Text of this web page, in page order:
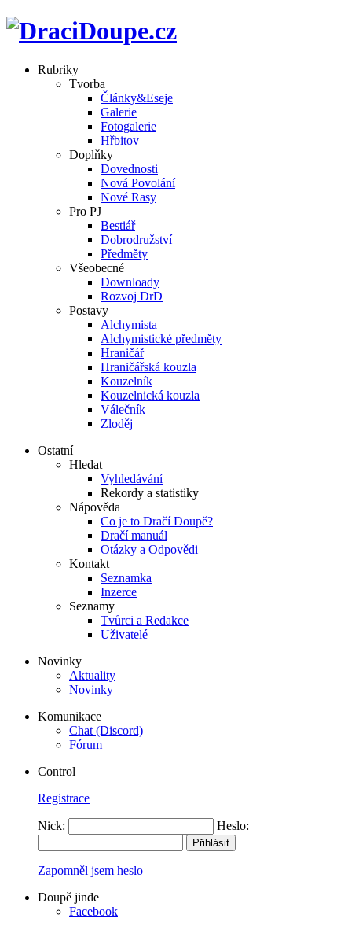
Rubriky
Tvorba
Články&Eseje
Galerie
Fotogalerie
Hřbitov
Doplňky
Dovednosti
Nová Povolání
Nové Rasy
Pro PJ
Bestiář
Dobrodružství
Předměty
Všeobecné
Downloady
Rozvoj DrD
Postavy
Alchymista
Alchymistické předměty
Hraničář
Hraničářská kouzla
Kouzelník
Kouzelnická kouzla
Válečník
Zloděj
Ostatní
Hledat
Vyhledávání
Rekordy a statistiky
Nápověda
Co je to Dračí Doupě?
Dračí manuál
Otázky a Odpovědi
Kontakt
Seznamka
Inzerce
Seznamy
Tvůrci a Redakce
Uživatelé
Novinky
Aktuality
Novinky
Komunikace
Chat (Discord)
Fórum
Control
Registrace
Nick: Heslo:
Zapomněl jsem heslo
Doupě jinde
Facebook